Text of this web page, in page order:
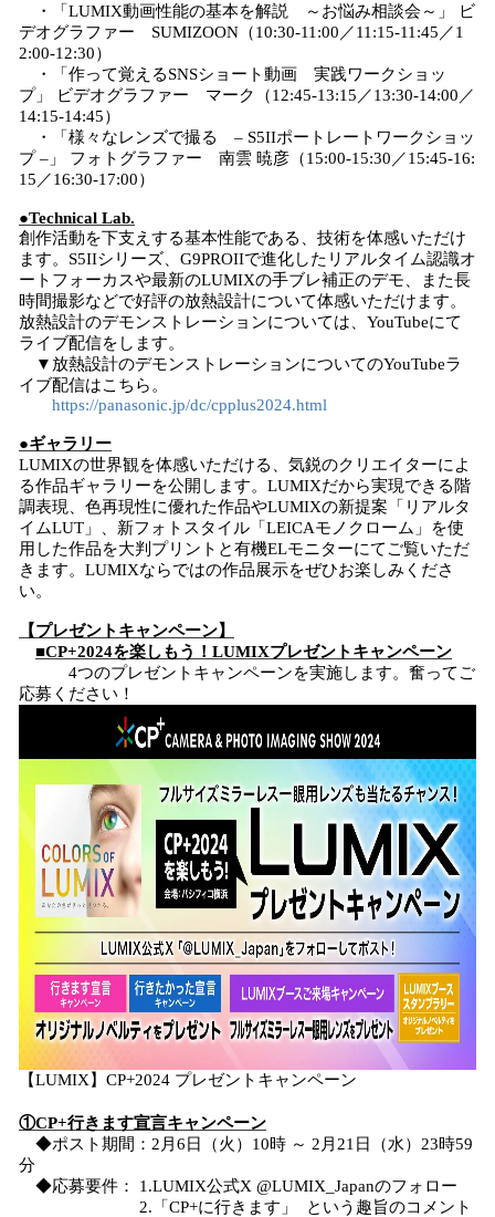
・「LUMIX動画性能の基本を解説 ～お悩み相談会～」 ビ
デオグラファー SUMIZOON（10:30-11:00／11:15-11:45／1
2:00-12:30）
・「作って覚えるSNSショート動画 実践ワークショッ
プ」 ビデオグラファー マーク（12:45-13:15／13:30-14:00／
14:15-14:45）
・「様々なレンズで撮る – S5IIポートレートワークショッ
プ –」 フォトグラファー 南雲 暁彦（15:00-15:30／15:45-16:
15／16:30-17:00）
●Technical Lab.
創作活動を下支えする基本性能である、技術を体感いただけ
ます。S5IIシリーズ、G9PROIIで進化したリアルタイム認識オ
ートフォーカスや最新のLUMIXの手ブレ補正のデモ、また長
時間撮影などで好評の放熱設計について体感いただけます。
放熱設計のデモンストレーションについては、YouTubeにて
ライブ配信をします。
▼放熱設計のデモンストレーションについてのYouTubeラ
イブ配信はこちら。
https://panasonic.jp/dc/cpplus2024.html
●ギャラリー
LUMIXの世界観を体感いただける、気鋭のクリエイターによ
る作品ギャラリーを公開します。LUMIXだから実現できる階
調表現、色再現性に優れた作品やLUMIXの新提案「リアルタ
イムLUT」、新フォトスタイル「LEICAモノクローム」を使
用した作品を大判プリントと有機ELモニターにてご覧いただ
きます。LUMIXならではの作品展示をぜひお楽しみくださ
い。
【プレゼントキャンペーン】
■CP+2024を楽しもう！LUMIXプレゼントキャンペーン
4つのプレゼントキャンペーンを実施します。奮ってご
応募ください！
【LUMIX】CP+2024 プレゼントキャンペーン
①CP+行きます宣言キャンペーン
◆ポスト期間：2月6日（火）10時 ～ 2月21日（水）23時59
分
◆応募要件： 1.LUMIX公式X @LUMIX_Japanのフォロー
2.「CP+に行きます」 という趣旨のコメント